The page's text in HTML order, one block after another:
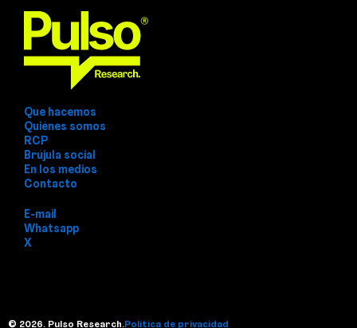
Que hacemos
Quiénes somos
RCP
Brújula social
En los medios
Contacto
E-mail
Whatsapp
X
© 2026. Pulso Research.Política de privacidad